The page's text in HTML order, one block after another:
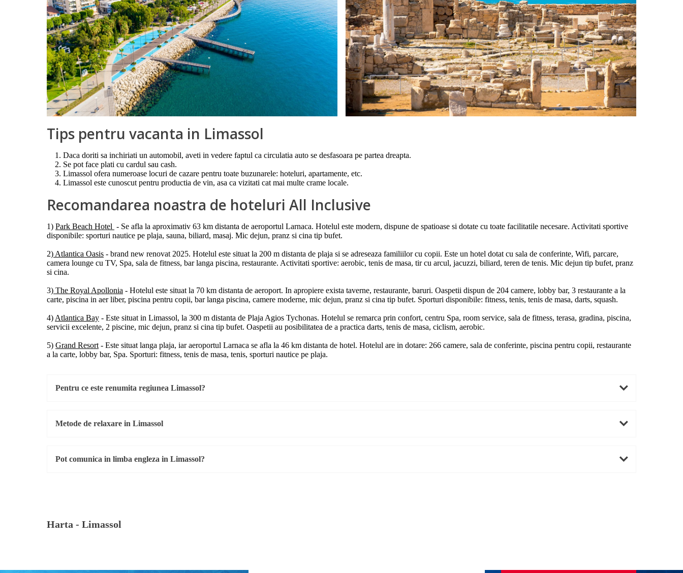
Tips pentru vacanta in Limassol
Daca doriti sa inchiriati un automobil, aveti in vedere faptul ca circulatia auto se desfasoara pe partea dreapta.
Se pot face plati cu cardul sau cash.
Limassol ofera numeroase locuri de cazare pentru toate buzunarele: hoteluri, apartamente, etc.
Limassol este cunoscut pentru productia de vin, asa ca vizitati cat mai multe crame locale.
Recomandarea noastra de hoteluri All Inclusive
1) Park Beach Hotel - Se afla la aproximativ 63 km distanta de aeroportul Larnaca. Hotelul este modern, dispune de spatioase si dotate cu toate facilitatile necesare. Activitati sportive
disponibile: sporturi nautice pe plaja, sauna, biliard, masaj. Mic dejun, pranz si cina tip bufet.
2) Atlantica Oasis - brand new renovat 2025. Hotelul este situat la 200 m distanta de plaja si se adreseaza familiilor cu copii. Este un hotel dotat cu sala de conferinte, Wifi, parcare,
camera lounge cu TV, Spa, sala de fitness, bar langa piscina, restaurante. Activitati sportive: aerobic, tenis de masa, tir cu arcul, jacuzzi, biliard, teren de tenis. Mic dejun tip bufet, pranz
si cina.
3) The Royal Apollonia - Hotelul este situat la 70 km distanta de aeroport. In apropiere exista taverne, restaurante, baruri. Oaspetii dispun de 204 camere, lobby bar, 3 restaurante a la
carte, piscina in aer liber, piscina pentru copii, bar langa piscina, camere moderne, mic dejun, pranz si cina tip bufet. Sporturi disponibile: fitness, tenis, tenis de masa, darts, squash.
4) Atlantica Bay - Este situat in Limassol, la 300 m distanta de Plaja Agios Tychonas. Hotelul se remarca prin confort, centru Spa, room service, sala de fitness, terasa, gradina, piscina,
servicii excelente, 2 piscine, mic dejun, pranz si cina tip bufet. Oaspetii au posibilitatea de a practica darts, tenis de masa, ciclism, aerobic.
5) Grand Resort - Este situat langa plaja, iar aeroportul Larnaca se afla la 46 km distanta de hotel. Hotelul are in dotare: 266 camere, sala de conferinte, piscina pentru copii, restaurante
a la carte, lobby bar, Spa. Sporturi: fitness, tenis de masa, tenis, sporturi nautice pe plaja.
Pentru ce este renumita regiunea Limassol?
Metode de relaxare in Limassol
Pot comunica in limba engleza in Limassol?
Harta - Limassol